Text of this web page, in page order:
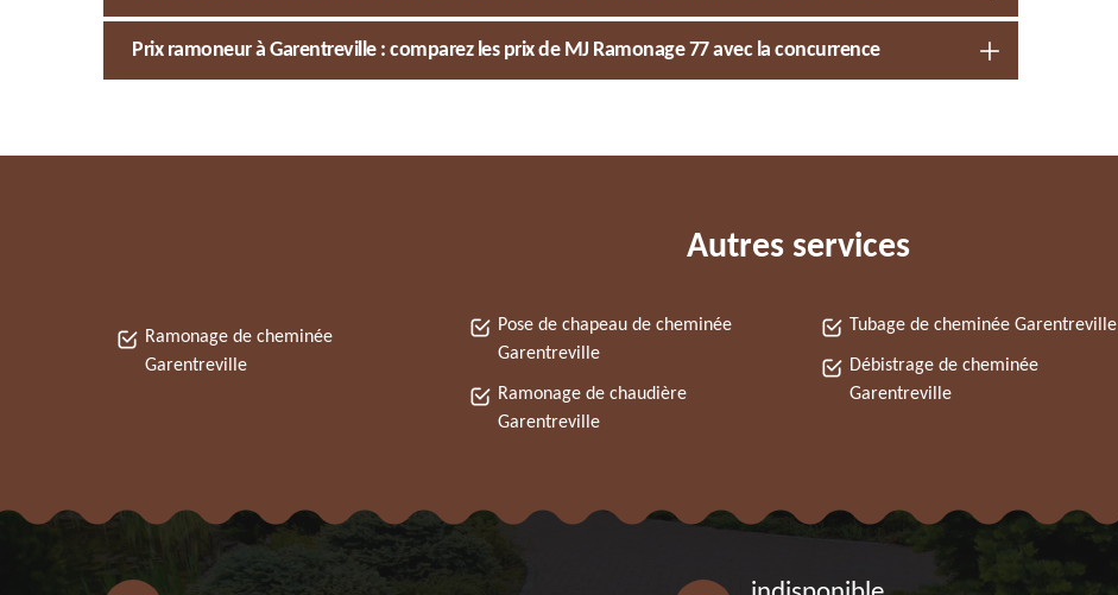
Prix ramoneur à Garentreville : comparez les prix de MJ Ramonage 77 avec la concurrence
Autres services
Ramonage de cheminée
Garentreville
Pose de chapeau de cheminée
Garentreville
Ramonage de chaudière
Garentreville
Tubage de cheminée Garentreville
Débistrage de cheminée
Garentreville